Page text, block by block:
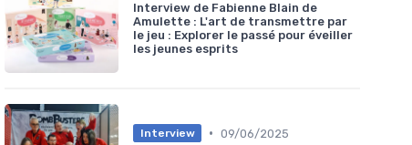
Interview de Fabienne Blain de
Amulette : L'art de transmettre par
le jeu : Explorer le passé pour éveiller
les jeunes esprits
Interview • 09/06/2025